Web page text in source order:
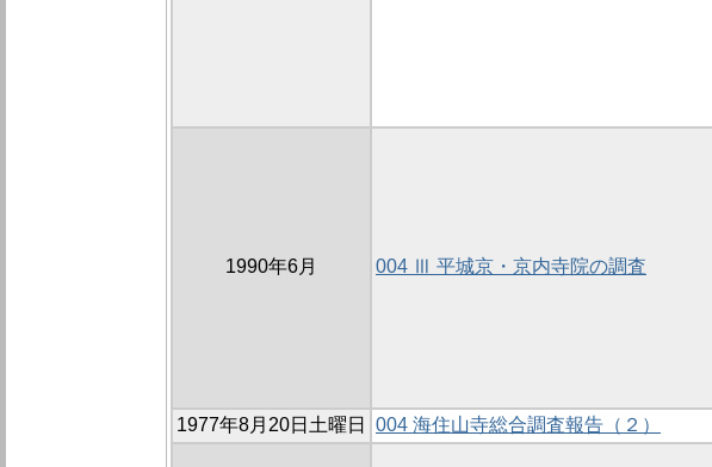
1990年6月 004 Ⅲ 平城京・京内寺院の調査
1977年8月20日土曜日
004 海住山寺総合調査報告（２）